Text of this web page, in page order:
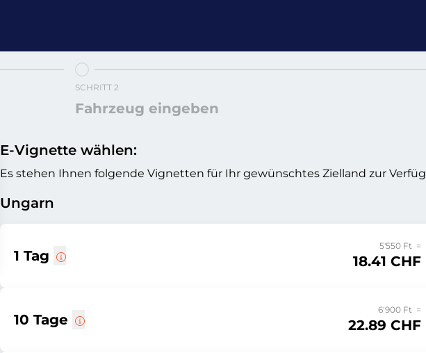
SCHRITT 2
Fahrzeug eingeben
E-Vignette wählen:
Es stehen Ihnen folgende Vignetten für Ihr gewünschtes Zielland zur
Ungarn
1 Tag
5'550 Ft =
18.41 CHF
10 Tage
6'900 Ft =
22.89 CHF